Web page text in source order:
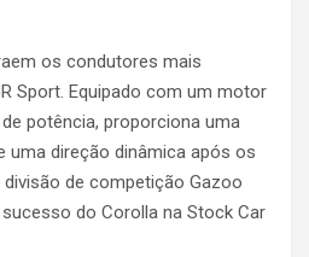
os condutores mais
Sport. Equipado com um motor
potência, proporciona uma
uma direção dinâmica após os
de competição Gazoo
do Corolla na Stock Car